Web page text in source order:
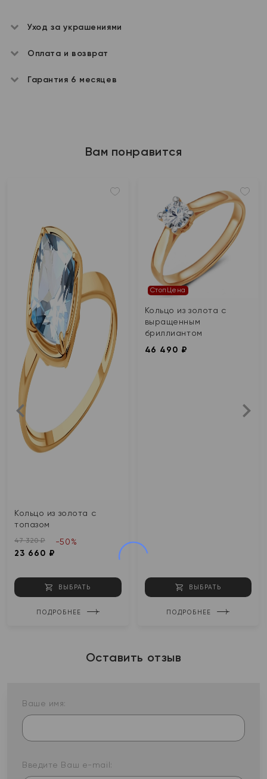
Уход за украшениями
Оплата и возврат
Гарантия 6 месяцев
Вам понравится
Кольцо из золота с
топазом
47 320 ₽
23 660 ₽
-50%
ВЫБРАТЬ
ПОДРОБНЕЕ
СтопЦена
Кольцо из золота с
выращенным
бриллиантом
46 490 ₽
ВЫБРАТЬ
ПОДРОБНЕЕ
Оставить отзыв
Ваше имя:
Введите Ваш e-mail: